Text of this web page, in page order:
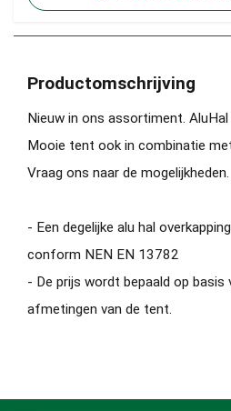
Productomschrijving
Nieuw in ons assortiment.
Mooie tent ook in combinatie
Vraag ons naar de mogelijkheden.
- Een degelijke alu hal
conform NEN EN 13782
- De prijs wordt bepaald op basis
afmetingen van de tent.